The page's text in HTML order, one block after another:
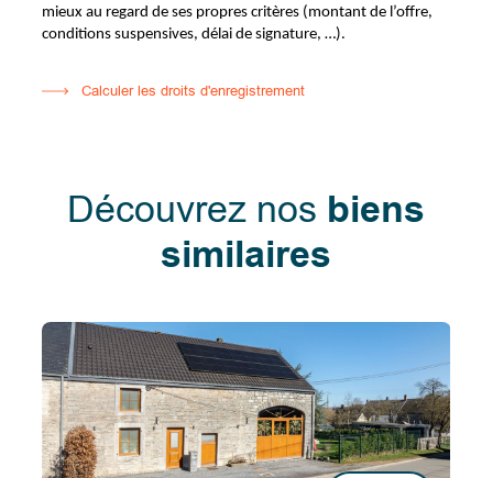
mieux au regard de ses propres critères (montant de l’offre,
conditions suspensives, délai de signature, …).
Calculer les droits d'enregistrement
Découvrez nos biens
similaires